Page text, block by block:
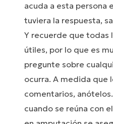
acuda a esta persona
tuviera la respuesta,
Y recuerde que todas
útiles, por lo que es
pregunte sobre
ocurra. A medida que
comentarios,
cuando se reúna con